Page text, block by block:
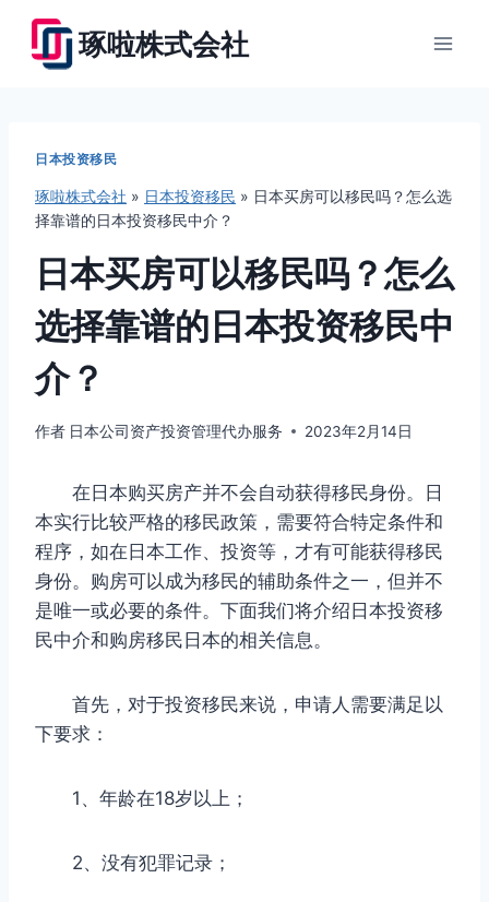
琢啦株式会社
日本投资移民
琢啦株式会社 » 日本投资移民 » 日本买房可以移民吗？怎么选
择靠谱的日本投资移民中介？
日本买房可以移民吗？怎么
选择靠谱的日本投资移民中
介？
作者 日本公司资产投资管理代办服务 2023年2月14日
在日本购买房产并不会自动获得移民身份。日
本实行比较严格的移民政策，需要符合特定条件和
程序，如在日本工作、投资等，才有可能获得移民
身份。购房可以成为移民的辅助条件之一，但并不
是唯一或必要的条件。下面我们将介绍日本投资移
民中介和购房移民日本的相关信息。
首先，对于投资移民来说，申请人需要满足以
下要求：
1、年龄在18岁以上；
2、没有犯罪记录；